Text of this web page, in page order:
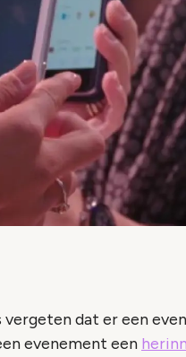
dat er een
evenement een